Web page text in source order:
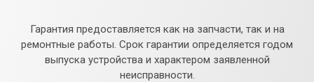
Гарантия предоставляется как на запчасти, так и на
ремонтные работы. Срок гарантии определяется годом
выпуска устройства и характером заявленной
неисправности.